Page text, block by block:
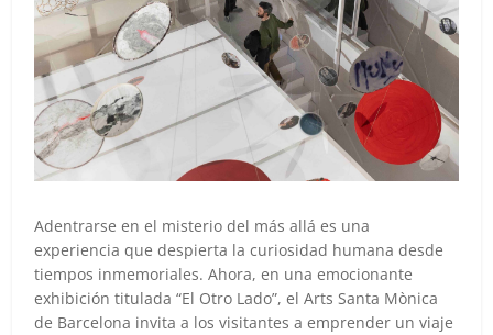
Adentrarse en el misterio del más allá es una
experiencia que despierta la curiosidad humana desde
tiempos inmemoriales. Ahora, en una emocionante
exhibición titulada “El Otro Lado”, el Arts Santa Mònica
de Barcelona invita a los visitantes a emprender un viaje